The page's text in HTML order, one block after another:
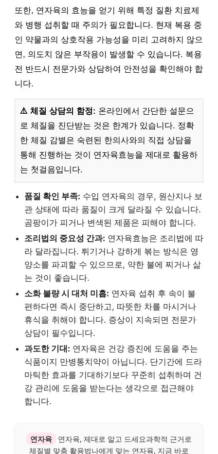
또한, 연자육의 효능을 얻기 위해 특정 질환 치료제
와 병행 섭취할 때 주의가 필요합니다. 현재 복용 중
인 약물과의 상호작용 가능성을 미리 고려하지 않으
면, 의도치 않은 부작용이 발생할 수 있습니다. 복용
전 반드시 전문가와 상담하여 안전성을 확인해야 합
니다.
⚠️ 체질 상담의 함정: 온라인에서 간단한 설문으
로 체질을 진단받는 것은 한계가 있습니다. 정확
한 체질 감별은 숙련된 한의사와의 직접 상담을
통해 진행하는 것이 연자육효능을 제대로 활용하
는 첫걸음입니다.
품질 확인 부족: 수입 연자육의 경우, 원산지나 보
관 상태에 따라 품질이 크게 달라질 수 있습니다.
곰팡이가 피거나 변색된 제품은 피해야 합니다.
조리법의 중요성 간과: 연자육효능은 조리법에 따
라 달라집니다. 튀기거나 강하게 볶는 방식은 영
양소를 파괴할 수 있으므로, 약한 불에 찌거나 삶
는 것이 좋습니다.
소화 불량 시 대처 미흡: 연자육 섭취 후 속이 불
편하다면 즉시 중단하고, 따뜻한 차를 마시거나
휴식을 취해야 합니다. 증상이 지속되면 전문가
상담이 필수입니다.
과도한 기대: 연자육은 건강 증진에 도움을 주는
식품이지 만병통치약이 아닙니다. 단기간에 드라
마틱한 효과를 기대하기보다 꾸준히 섭취하며 건
강 관리에 도움을 받는다는 생각으로 접근해야
합니다.
연자육
연자육, 제대로 알고 드세요과학적 근거로
체질별 맞춤 활용법나에게 맞는 연자육, 지금 바로